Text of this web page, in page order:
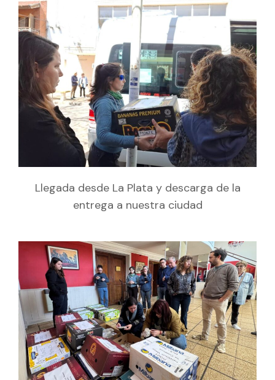
Llegada desde La Plata y descarga de la
entrega a nuestra ciudad